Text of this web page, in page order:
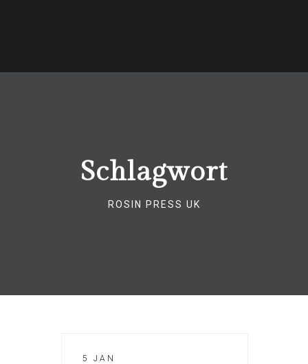
Schlagwort
ROSIN PRESS UK
5 JAN